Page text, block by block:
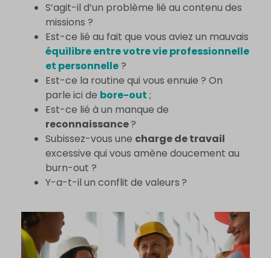
S’agit-il d’un problème lié au contenu des
missions ?
Est-ce lié au fait que vous aviez un mauvais
équilibre entre votre vie professionnelle
et personnelle?
Est-ce la routine qui vous ennuie ? On
parle ici de bore-out ;
Est-ce lié à un manque de
reconnaissance?
Subissez-vous une charge de travail
excessive qui vous amène doucement au
burn-out ?
Y-a-t-il un conflit de valeurs ?